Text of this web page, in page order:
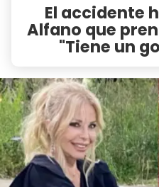
El accidente
Alfano que
"Tiene un